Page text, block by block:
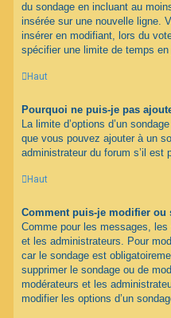
du sondage en incluant au
insérée sur une nouvelle ligne.
insérer en modifiant, lors du
spécifier une limite de temps
Haut
Pourquoi ne puis-je pas
La limite d’options d’un
que vous pouvez ajouter à un
administrateur du forum s’il est
Haut
Comment puis-je modifier ou
Comme pour les messages,
et les administrateurs. Pour
car le sondage est
supprimer le sondage ou de
modérateurs et les
modifier les options d’un